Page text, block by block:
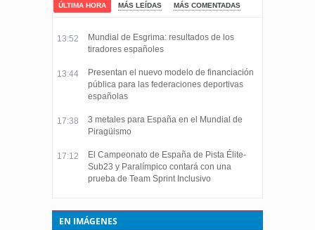
ÚLTIMA HORA MÁS LEÍDAS MÁS COMENTADAS
13:52
Mundial de Esgrima: resultados de los
tiradores españoles
13:44
Presentan el nuevo modelo de financiación
pública para las federaciones deportivas
españolas
17:38
3 metales para España en el Mundial de
Piragüismo
17:12
El Campeonato de España de Pista Élite-
Sub23 y Paralímpico contará con una
prueba de Team Sprint Inclusivo
EN IMÁGENES